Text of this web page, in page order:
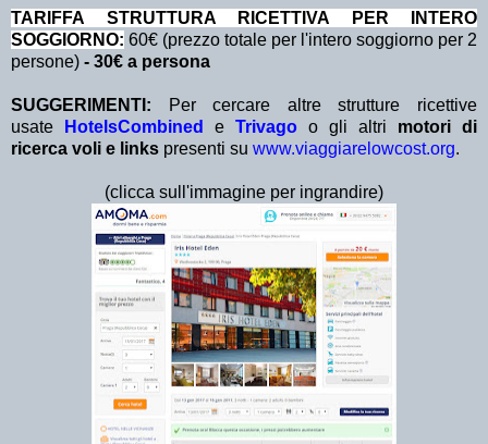
TA RIFFA STRUTTURA RICETTIVA PER INTERO
SOGGIORNO: 60€ (prezzo totale per l'intero soggiorno per 2
persone) - 30€ a persona
SUGGERIMENTI: Per cercare altre strutture ricettive
usate
HotelsCombined e Trivago o gli altri motori di
ricerca voli e links presenti su www.viaggiarelowcost.org.
(clicca sull'immagine per ingrandire)